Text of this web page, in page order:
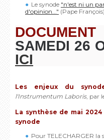
Le synode "n'est ni un
d'opinion..." (Pape François)
SAMEDI 26
ICI
Les enjeux du
l'Instrumentum Laboris, par
La synthèse de mai
synode
Pour TELECHARGER la